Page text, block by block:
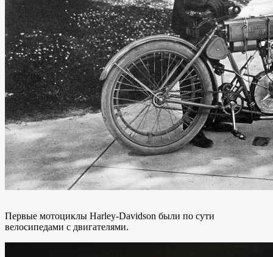
Первые мотоциклы Harley-Davidson были по сути
велосипедами с двигателями.